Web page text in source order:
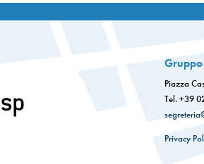
Piazza
Tel. +39
Privacy